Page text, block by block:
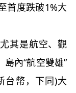
首度跌破1%大
其是航空、觀
內“航空雙雄”
台幣，下同)大